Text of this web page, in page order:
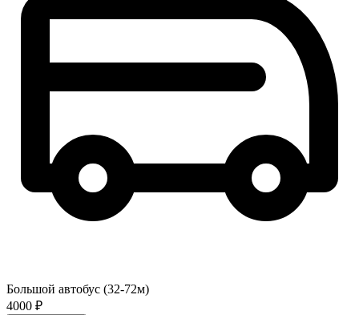
Большой автобус (32-72м)
4000 ₽